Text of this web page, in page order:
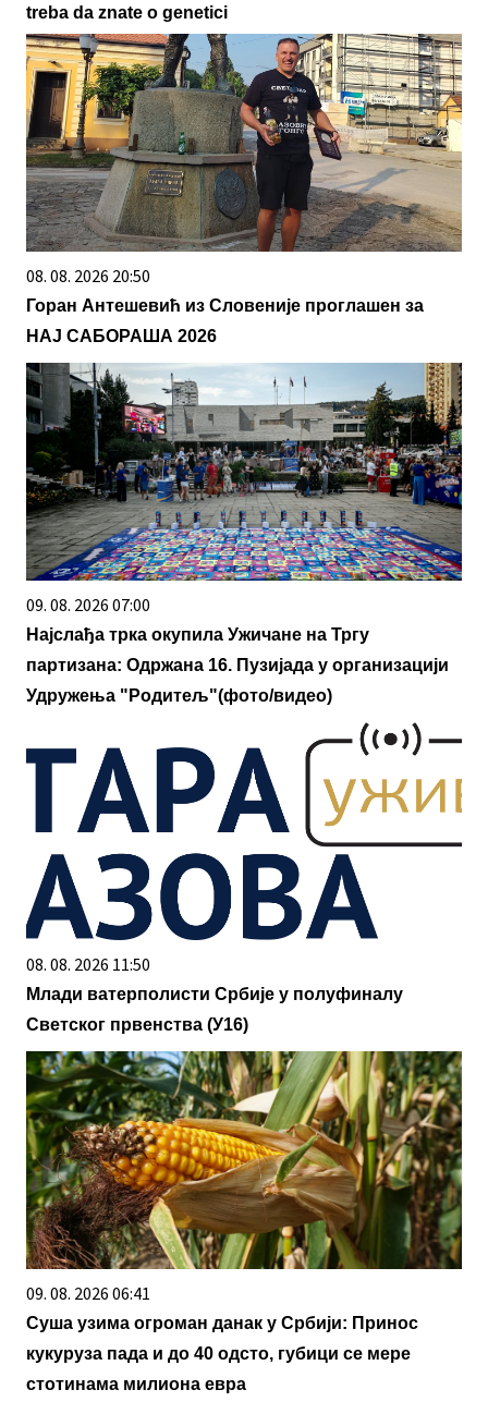
treba da znate o genetici
08. 08. 2026 20:50
Горан Антешевић из Словеније проглашен за
НАЈ САБОРАША 2026
09. 08. 2026 07:00
Најслађа трка окупила Ужичане на Тргу
партизана: Одржана 16. Пузијада у организацији
Удружења "Родитељ"(фото/видео)
08. 08. 2026 11:50
Млади ватерполисти Србије у полуфиналу
Светског првенства (У16)
09. 08. 2026 06:41
Суша узима огроман данак у Србији: Принос
кукуруза пада и до 40 одсто, губици се мере
стотинама милиона евра